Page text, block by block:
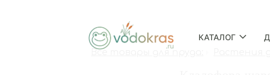
КАТАЛОГ
Все товары для пруда: